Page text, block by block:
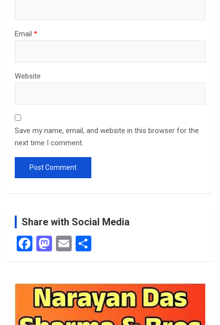
Email *
Website
Save my name, email, and website in this browser for the
next time I comment.
Share with Social Media
F
a
b
o
M
a
o
d
E
m h
e